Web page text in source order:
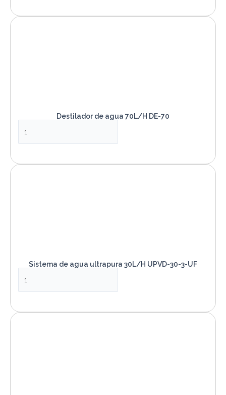
Destilador de agua 70L/H DE-70
Sistema de agua ultrapura 30L/H UPVD-30-3-UF